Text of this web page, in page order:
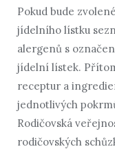
Pokud bude
jídelního lístku
alergenů s
jídelní lístek.
receptur a
jednotlivých
Rodičovská
rodičovských